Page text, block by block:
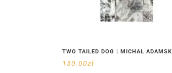
TWO TAILED DOG | MICHAŁ ADAMSKI
150.00zł